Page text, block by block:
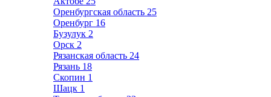
Оренбургская область 25
Оренбург 16
Бузулук 2
Орск 2
Рязанская область 24
Рязань 18
Скопин 1
Шацк 1